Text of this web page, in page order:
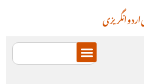
انگریزیاردو